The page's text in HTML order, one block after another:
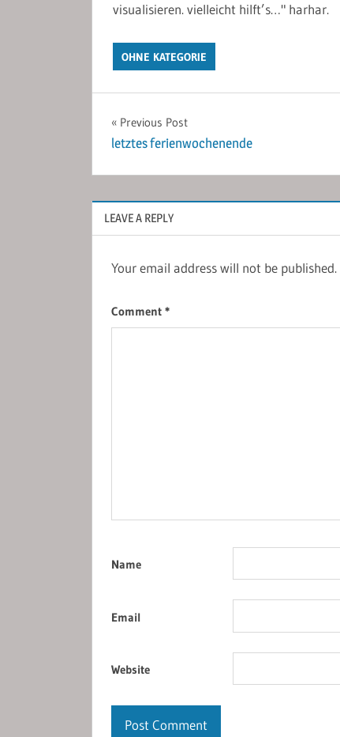
visualisieren. vielleicht hilft’s…" harhar.
OHNE KATEGORIE
Post
navigation
Previous Post
letztes ferienwochenende
LEAVE A REPLY
Your email address will not be published.
Comment *
Name
Email
Website